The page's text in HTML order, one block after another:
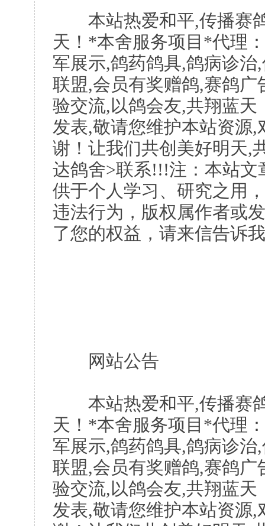
本站热爱和平,传播赛鸽
天！*本舍服务项目*代理
军展示,鸽药鸽具,鸽病诊
联盟,会员有奖赠鸽,赛鸽
验交流,以鸽会友,共翔蓝
发表,敬请您维护本站资源
谢！让我们共创美好明天,
达鸽舍>联系!!!注：本站文
供于个人学习、研究之用
违法行为，版权属作者或
了您的权益，请来信告诉
网站公告
本站热爱和平,传播赛鸽
天！*本舍服务项目*代理
军展示,鸽药鸽具,鸽病诊
联盟,会员有奖赠鸽,赛鸽
验交流,以鸽会友,共翔蓝
发表,敬请您维护本站资源